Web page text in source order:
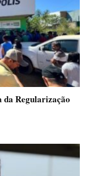
da Regularização